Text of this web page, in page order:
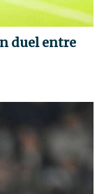
duel entre